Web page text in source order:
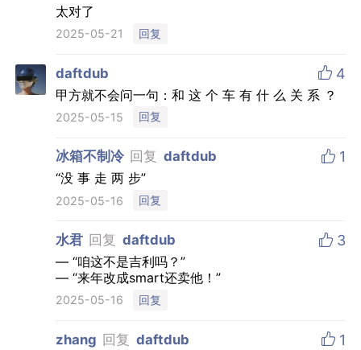
太对了
2025-05-21 回复
daftdub  4
甲方就不会问一句：和 这 个 车 有 什 么 关 系 ？
2025-05-15 回复
冰箱不制冷 回复 daftdub  1
“没 事 走 两 步”
2025-05-16 回复
水君 回复 daftdub  3
— “咱这不是吉利吗？”
— “来年改成smart还卖他！”
2025-05-16 回复
zhang 回复 daftdub  1